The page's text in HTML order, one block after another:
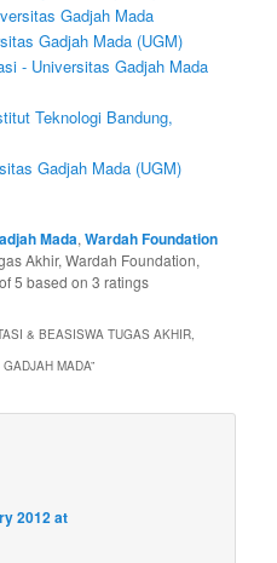
Gadjah Mada
Gadjah Mada (UGM)
- Universitas Gadjah Mada
Teknologi Bandung,
Gadjah Mada (UGM)
Mada,Wardah Foundation
Akhir, Wardah Foundation,
5 based on3 ratings
& BEASISWA TUGAS AKHIR,
MADA”
2012 at